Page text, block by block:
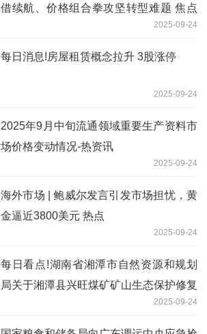
借续航、价格组合拳攻坚转型难题 焦点
2025-09-24
每日消息!房屋租赁概念拉升 3股涨停
2025-09-24
2025年9月中旬流通领域重要生产资料市
场价格变动情况-热资讯
2025-09-24
海外市场 | 鲍威尔发言引发市场担忧，黄
金逼近3800美元 热点
2025-09-24
每日看点!湖南省湘潭市自然资源和规划
局关于湘潭县兴旺煤矿矿山生态保护修复
2025-09-24